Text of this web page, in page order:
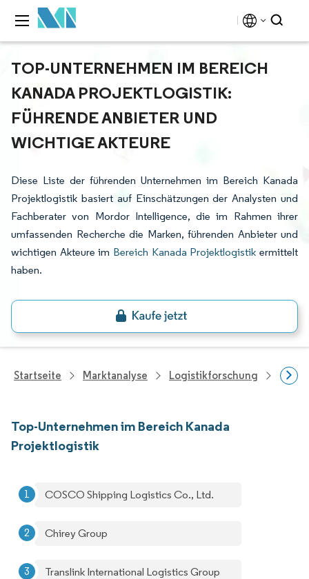
TOP-UNTERNEHMEN IM BEREICH
KANADA PROJEKTLOGISTIK:
FÜHRENDE ANBIETER UND
WICHTIGE AKTEURE
Diese Liste der führenden Unternehmen im Bereich Kanada
Projektlogistik basiert auf Einschätzungen der Analysten und
Fachberater von Mordor Intelligence, die im Rahmen ihrer
umfassenden Recherche die Marken, führenden Anbieter und
wichtigen Akteure im Bereich Kanada Projektlogistik ermittelt
haben.
Startseite Marktanalyse Logistikforschung
Top-Unternehmen im Bereich Kanada
Projektlogistik
COSCO Shipping Logistics Co., Ltd.
Chirey Group
Translink International Logistics Group